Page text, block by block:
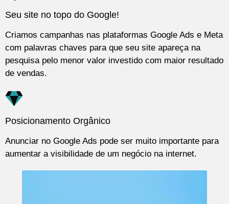
Seu site no topo do Google!
Criamos campanhas nas plataformas Google Ads e Meta
com palavras chaves para que seu site apareça na
pesquisa pelo menor valor investido com maior resultado
de vendas.
Posicionamento Orgânico
Anunciar no Google Ads pode ser muito importante para
aumentar a visibilidade de um negócio na internet.